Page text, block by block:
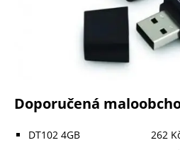
Doporučená
DT102 4GB 262 Kč s